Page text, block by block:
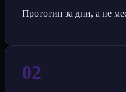
Прототип за дни, а не
02